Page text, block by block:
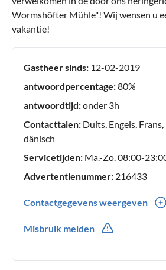
Wormshöfter Mühle"! Wij wensen u
vakantie!
Gastheer sinds: 12-02-2019
antwoordpercentage:80%
antwoordtijd:onder 3h
Contacttalen: Duits, Engels,
dänisch
Servicetijden: Ma.-Zo. 08:00-
Advertentienummer: 216433
Contactgegevens weergeven
Misbruik melden